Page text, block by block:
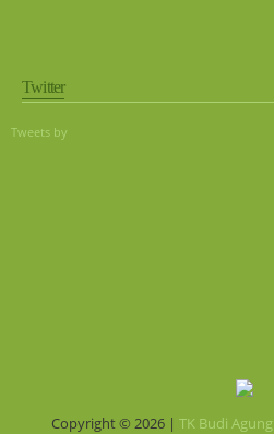
Twitter
Tweets by
Copyright © 2026 | TK Budi Agung